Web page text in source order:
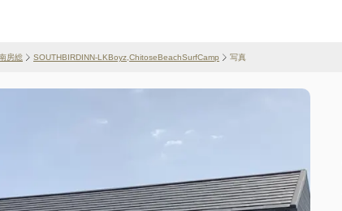
房総 SOUTHBIRDINN-LKBoyz,ChitoseBeachSurfCamp 写真